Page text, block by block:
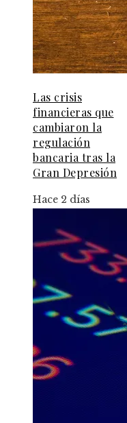
Las crisis
financieras que
cambiaron la
regulación
bancaria tras la
Gran Depresión
Hace 2 días